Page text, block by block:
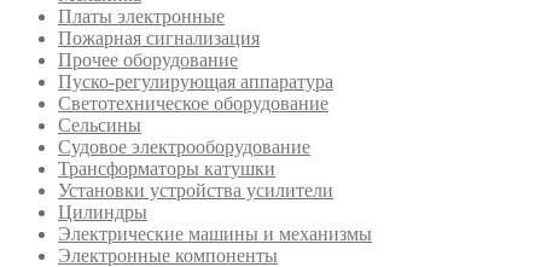
Платы электронные
Пожарная сигнализация
Прочее оборудование
Пуско-регулирующая аппаратура
Светотехническое оборудование
Сельсины
Судовое электрооборудование
Трансформаторы катушки
Установки устройства усилители
Цилиндры
Электрические машины и механизмы
Электронные компоненты